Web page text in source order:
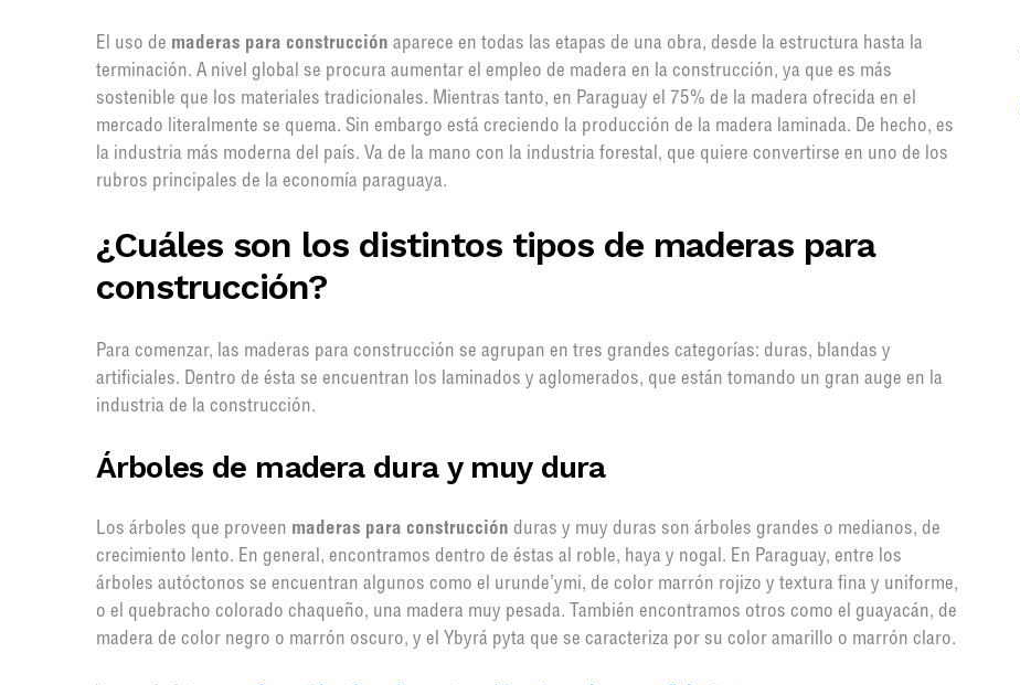
El uso de maderas para construcción aparece en todas las etapas de una obra, desde la estructura hasta la
terminación. A nivel global se procura aumentar el empleo de madera en la construcción, ya que es más
sostenible que los materiales tradicionales. Mientras tanto, en Paraguay el 75% de la madera ofrecida en el
mercado literalmente se quema. Sin embargo está creciendo la producción de la madera laminada. De hecho, es
la industria más moderna del país. Va de la mano con la industria forestal, que quiere convertirse en uno de los
rubros principales de la economía paraguaya.
¿Cuáles son los distintos tipos de maderas para
construcción?
Para comenzar, las maderas para construcción se agrupan en tres grandes categorías: duras, blandas y
artificiales. Dentro de ésta se encuentran los laminados y aglomerados, que están tomando un gran auge en la
industria de la construcción.
Árboles de madera dura y muy dura
Los árboles que proveen maderas para construcción duras y muy duras son árboles grandes o medianos, de
crecimiento lento. En general, encontramos dentro de éstas al roble, haya y nogal. En Paraguay, entre los
árboles autóctonos se encuentran algunos como el urunde’ymi, de color marrón rojizo y textura fina y uniforme,
o el quebracho colorado chaqueño, una madera muy pesada. También encontramos otros como el guayacán, de
madera de color negro o marrón oscuro, y el Ybyrá pyta que se caracteriza por su color amarillo o marrón claro.